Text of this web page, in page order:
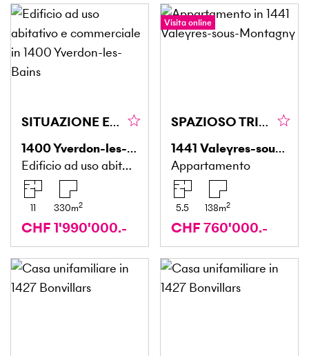
SITUAZIONE ECCEZIONALE E RENDIMENTO STABILE
1400Yverdon-les-Bains
Edificio ad uso abitativo e commerciale
11 330m2
CHF 1'990'000.-
Visita online
SPAZIOSO TRIPLEX, TRANQUILLO, VICINO A MONTAGNY
1441 Valeyres-sous-Montagny
Appartamento
5.5 138m2
CHF 760'000.-